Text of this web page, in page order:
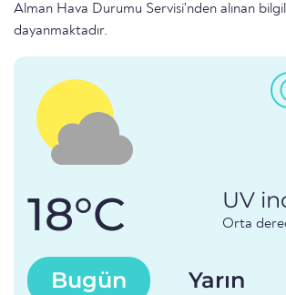
Alman Hava Durumu Servisi'nden alınan
dayanmaktadır.
18°C UV
Orta
Bugün Yarın